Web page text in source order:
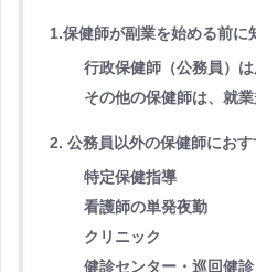
1.保健師が副業を始める前に
行政保健師（公務員）
その他の保健師は、就
2. 公務員以外の保健師にお
特定保健指導
看護師の単発夜勤
クリニック
健診センター・巡回健診